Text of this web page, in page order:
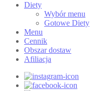
Diety
Wybór menu
Gotowe Diety
Menu
Cennik
Obszar dostaw
Afiliacja